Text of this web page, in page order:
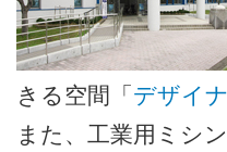
きる空間「 デザイ
また、工業用ミシ